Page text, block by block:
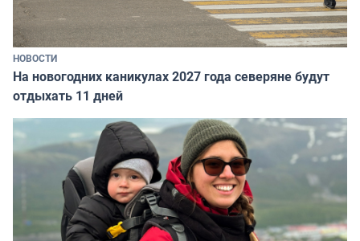
НОВОСТИ
На новогодних каникулах 2027 года северяне будут
отдыхать 11 дней